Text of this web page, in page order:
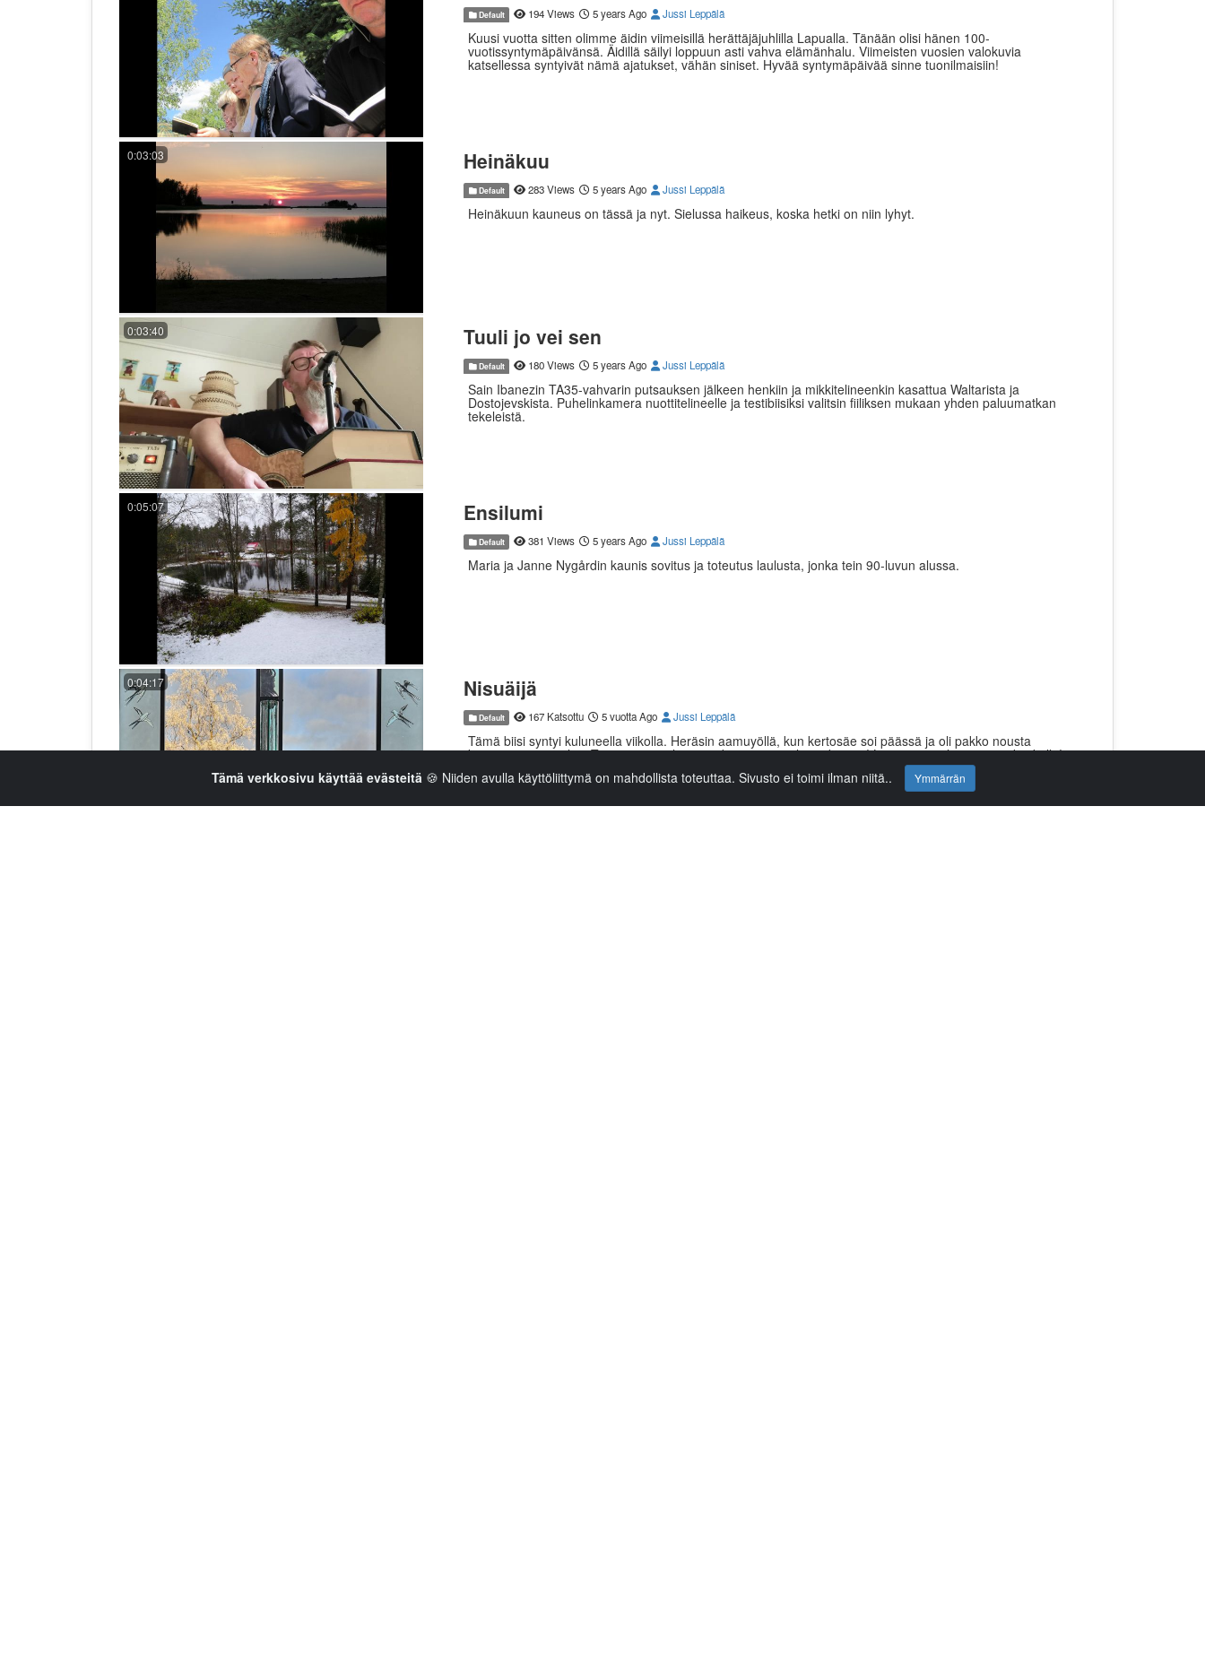
Default 194 Views 5 years Ago Jussi Leppälä
Kuusi vuotta sitten olimme äidin viimeisillä herättäjäjuhlilla Lapualla. Tänään olisi hänen 100-
vuotissyntymäpäivänsä. Äidillä säilyi loppuun asti vahva elämänhalu. Viimeisten vuosien valokuvia
katsellessa syntyivät nämä ajatukset, vähän siniset. Hyvää syntymäpäivää sinne tuonilmaisiin!
0:03:03 Heinäkuu
Default 283 Views 5 years Ago Jussi Leppälä
Heinäkuun kauneus on tässä ja nyt. Sielussa haikeus, koska hetki on niin lyhyt.
0:03:40 Tuuli jo vei sen
Default 180 Views 5 years Ago Jussi Leppälä
Sain Ibanezin TA35-vahvarin putsauksen jälkeen henkiin ja mikkitelineenkin kasattua Waltarista ja
Dostojevskista. Puhelinkamera nuottitelineelle ja testibiisiksi valitsin fiiliksen mukaan yhden paluumatkan
tekeleistä.
0:05:07 Ensilumi
Default 381 Views 5 years Ago Jussi Leppälä
Maria ja Janne Nygårdin kaunis sovitus ja toteutus laulusta, jonka tein 90-luvun alussa.
0:04:17 Nisuäijä
Default 167 Katsottu 5 vuotta Ago Jussi Leppälä
Tämä biisi syntyi kuluneella viikolla. Heräsin aamuyöllä, kun kertosäe soi päässä ja oli pakko nousta
kirjoittamaan se ylös. Tämän myötä hyvää adventtia ja joulun odotusta! Lämmintä valoa pimeän keskelle!
Tämä verkkosivu käyttää evästeitä 🍪 Niiden avulla käyttöliittymä on mahdollista toteuttaa. Sivusto ei toimi ilman niitä.. Ymmärrän